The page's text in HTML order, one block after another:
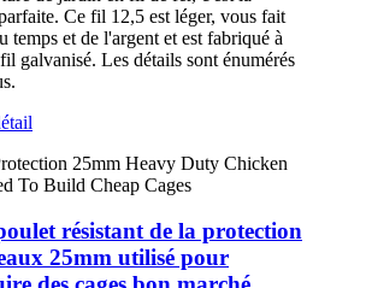
Ce fil 12,5 est léger, vous fait
temps et de l'argent et est fabriqué à
galvanisé. Les détails sont énumérés
résistant de la protection
25mm utilisé pour